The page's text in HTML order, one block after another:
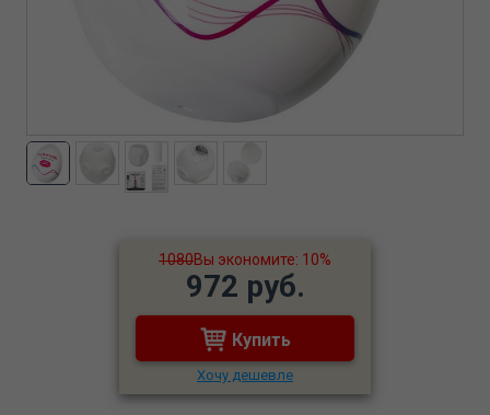
1080Вы экономите: 10%
972 руб.
Купить
Хочу дешевле